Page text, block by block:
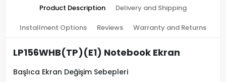
Product Description Delivery and Shipping
Installment Options Reviews Warranty and Returns
LP156WHB(TP)(E1) Notebook Ekran
Başlıca Ekran Değişim Sebepleri